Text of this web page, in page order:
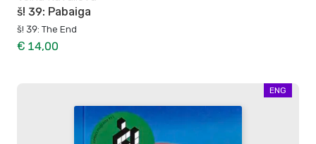
š! 39: Pabaiga
š! 39: The End
€ 14,00
ENG